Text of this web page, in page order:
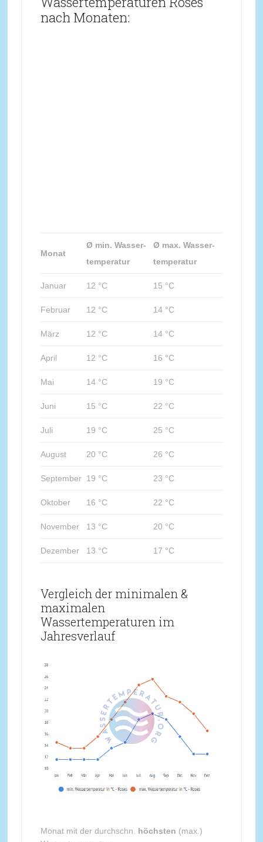
nach Monaten:
Monat
Ø min. Wasser-
temperatur
Ø max. Wasser-
temperatur
Januar 12 °C 15 °C
Februar 12 °C 14 °C
März 12 °C 14 °C
April 12 °C 16 °C
Mai 14 °C 19 °C
Juni 15 °C 22 °C
Juli 19 °C 25 °C
August 20 °C 26 °C
September 19 °C 23 °C
Oktober 16 °C 22 °C
November 13 °C 20 °C
Dezember 13 °C 17 °C
Vergleich der minimalen &
maximalen
Wassertemperaturen im
Jahresverlauf
Monat mit der durchschn. höchsten (max.)